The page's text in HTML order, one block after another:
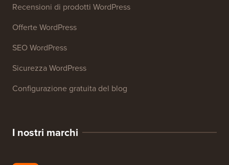
Recensioni di prodotti WordPress
Offerte WordPress
SEO WordPress
Sicurezza WordPress
Configurazione gratuita del blog
I nostri marchi